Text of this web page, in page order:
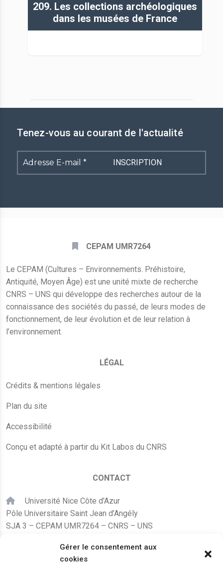
Gérer le consentement aux
cookies
209. Les collections archéologiques
dans les musées de France
Tenez-vous au courant de l'actualité
Adresse
E-
CEPAM UMR7264
Le CEPAM (Cultures – Environnements. Préhistoire,
Antiquité, Moyen Âge) est une unité mixte de recherche
CNRS – UNS qui développe des recherches autour de la
connaissance des sociétés du passé, de leurs modes de
fonctionnement, de leur évolution et de leur relation à
l’environnement.
LÉGAL
Crédits & mentions légales
Plan du site
Accessibilité
Conçu et adapté à partir du Kit Labos du CNRS
CONTACT
Université Nice Côte d'Azur
Pôle Universitaire Saint Jean d’Angély
SJA 3 – CEPAM UMR7264 – CNRS – UNS